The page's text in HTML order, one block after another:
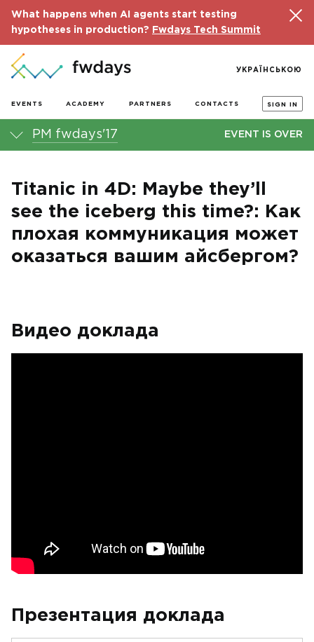
What happens when AI agents start testing
hypotheses in production?
Fwdays Tech Summit
EVENTS ACADEMY PARTNERS CONTACTS SIGN IN
УКРАЇНСЬКОЮ
PM fwdays'17 EVENT IS OVER
Titanic in 4D: Maybe they’ll
see the iceberg this time?: Как
плохая коммуникация может
оказаться вашим айсбергом?
Видео доклада
Презентация доклада